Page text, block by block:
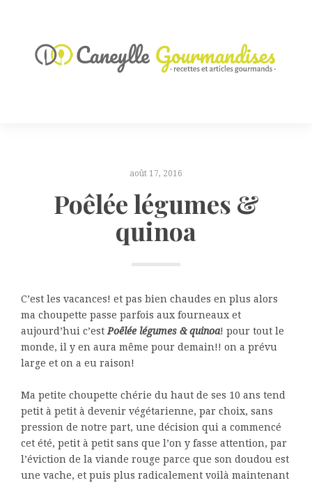
août 17, 2016
Poêlée légumes &
quinoa
C’est les vacances! et pas bien chaudes en plus alors
ma choupette passe parfois aux fourneaux et
aujourd’hui c’est Poêlée légumes & quinoa! pour tout le
monde, il y en aura même pour demain!! on a prévu
large et on a eu raison!
Ma petite choupette chérie du haut de ses 10 ans tend
petit à petit à devenir végétarienne, par choix, sans
pression de notre part, une décision qui a commencé
cet été, petit à petit sans que l’on y fasse attention, par
l’éviction de la viande rouge parce que son doudou est
une vache, et puis plus radicalement voilà maintenant